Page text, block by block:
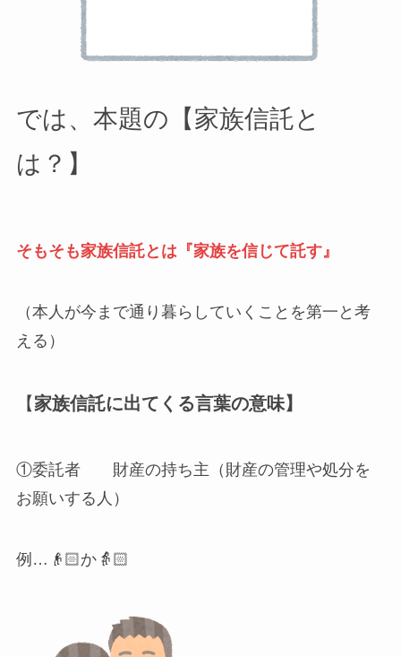
では、本題の【家族信託と
は？】
そもそも家族信託とは『家族を信じて託す』
（本人が今まで通り暮らしていくことを第一と考
える）
【家族信託に出てくる言葉の意味】
①委託者 財産の持ち主（財産の管理や処分を
お願いする人）
例…👴🏻か👵🏻